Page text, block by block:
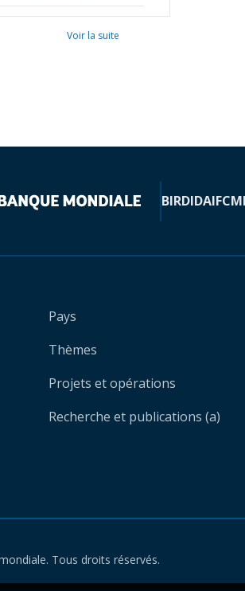
Voir la suite
BIRDIDAIFC
Pays
Thèmes
Projets et opérations
Recherche et publications (a)
Tous droits réservés.